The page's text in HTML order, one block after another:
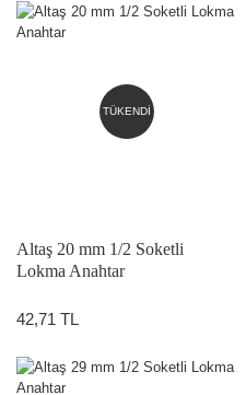
TÜKENDİ
Altaş 20 mm 1/2 Soketli
Lokma Anahtar
42,71 TL